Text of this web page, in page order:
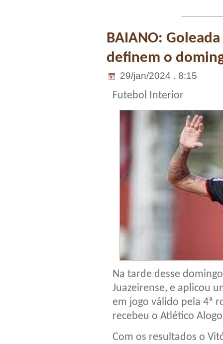
BAIANO:
definem o
29/jan/2024 . 8:15
Futebol Interior
Na tarde desse
Juazeirense, e aplicou
em jogo válido pela 4ª
recebeu o Atlético
Com os resultados o